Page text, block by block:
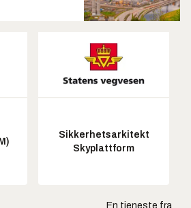
Sikkerhetsarkitekt
Skyplattform
En tjeneste fra